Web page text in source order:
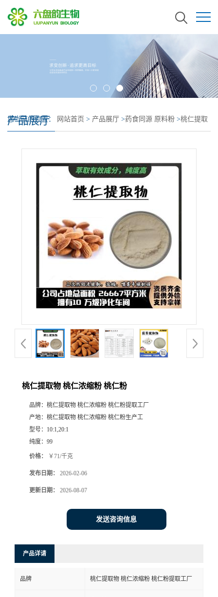
产品展厅
您当前的位置： 网站首页 > 产品展厅 >药食同源 原料粉 >桃仁提取
桃仁提取物 桃仁浓缩粉 桃仁粉
品牌： 桃仁提取物 桃仁浓缩粉 桃仁粉提取工厂
产地： 桃仁提取物 桃仁浓缩粉 桃仁粉生产工
型号： 10:1,20:1
纯度： 99
价格： ￥71/千克
发布日期： 2026-02-06
更新日期： 2026-08-07
发送咨询信息
产品详请
品牌 桃仁提取物 桃仁浓缩粉 桃仁粉提取工厂